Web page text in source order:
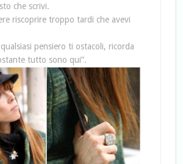
che scrivi.
riscoprire troppo tardi che avevi
pensiero ti ostacoli, ricorda
tutto sono qui”.